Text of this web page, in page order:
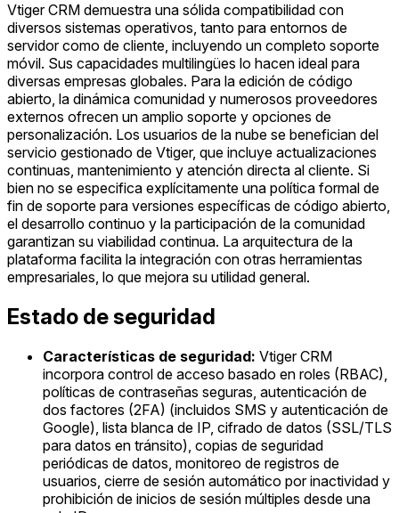
Vtiger CRM demuestra una sólida compatibilidad con
diversos sistemas operativos, tanto para entornos de
servidor como de cliente, incluyendo un completo soporte
móvil. Sus capacidades multilingües lo hacen ideal para
diversas empresas globales. Para la edición de código
abierto, la dinámica comunidad y numerosos proveedores
externos ofrecen un amplio soporte y opciones de
personalización. Los usuarios de la nube se benefician del
servicio gestionado de Vtiger, que incluye actualizaciones
continuas, mantenimiento y atención directa al cliente. Si
bien no se especifica explícitamente una política formal de
fin de soporte para versiones específicas de código abierto,
el desarrollo continuo y la participación de la comunidad
garantizan su viabilidad continua. La arquitectura de la
plataforma facilita la integración con otras herramientas
empresariales, lo que mejora su utilidad general.
Estado de seguridad
Características de seguridad: Vtiger CRM
incorpora control de acceso basado en roles (RBAC),
políticas de contraseñas seguras, autenticación de
dos factores (2FA) (incluidos SMS y autenticación de
Google), lista blanca de IP, cifrado de datos (SSL/TLS
para datos en tránsito), copias de seguridad
periódicas de datos, monitoreo de registros de
usuarios, cierre de sesión automático por inactividad y
prohibición de inicios de sesión múltiples desde una